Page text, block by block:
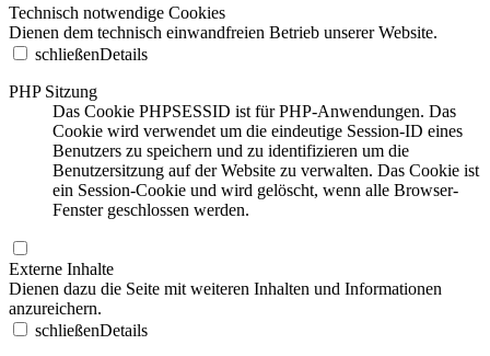
Technisch notwendige Cookies
Dienen dem technisch einwandfreien Betrieb unserer Website.
schließenDetails
PHP Sitzung
Das Cookie PHPSESSID ist für PHP-Anwendungen. Das
Cookie wird verwendet um die eindeutige Session-ID eines
Benutzers zu speichern und zu identifizieren um die
Benutzersitzung auf der Website zu verwalten. Das Cookie ist
ein Session-Cookie und wird gelöscht, wenn alle Browser-
Fenster geschlossen werden.
Externe Inhalte
Dienen dazu die Seite mit weiteren Inhalten und Informationen
anzureichern.
schließenDetails